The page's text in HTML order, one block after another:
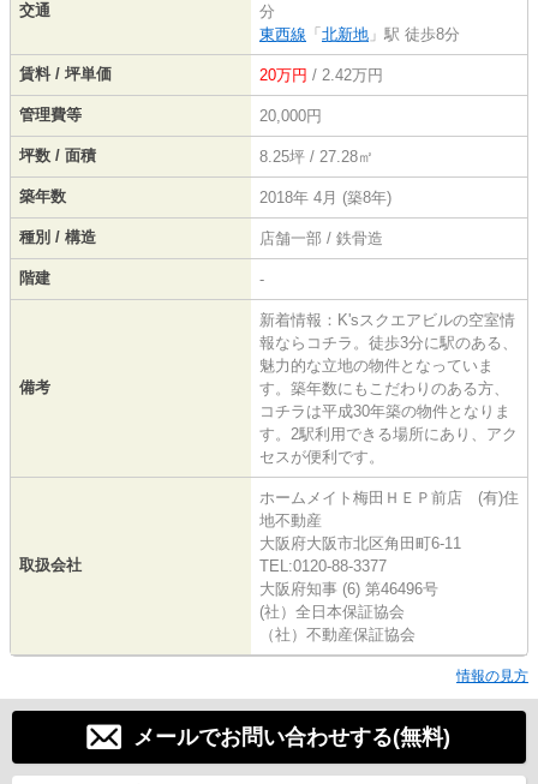
交通
分
東西線 「 北新地 」駅 徒歩8分
賃料 / 坪単価 20万円 / 2.42万円
管理費等 20,000円
坪数 / 面積 8.25坪 / 27.28㎡
築年数 2018年 4月 (築8年)
種別 / 構造 店舗一部 / 鉄骨造
階建 -
備考
新着情報：K'sスクエアビルの空室情
報ならコチラ。徒歩3分に駅のある、
魅力的な立地の物件となっていま
す。築年数にもこだわりのある方、
コチラは平成30年築の物件となりま
す。2駅利用できる場所にあり、アク
セスが便利です。
取扱会社
ホームメイト梅田ＨＥＰ前店 (有)住
地不動産
大阪府大阪市北区角田町6-11
TEL:0120-88-3377
大阪府知事 (6) 第46496号
(社）全日本保証協会
（社）不動産保証協会
情報の見方
メールでお問い合わせする(無料)